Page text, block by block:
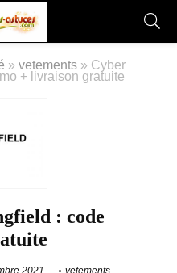
» vetements » Cyber
+ livraison gratuite
: code